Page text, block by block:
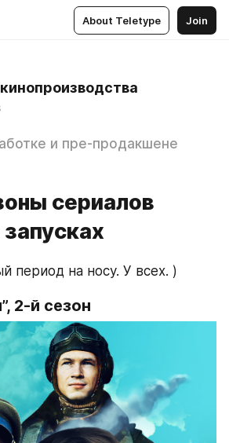
About Teletype Join
и пре-продакшене
сериалов
период на носу. У всех. )
2-й сезон